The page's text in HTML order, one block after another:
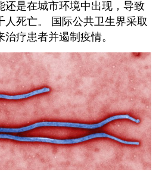
还是在城市环境中出现，导致
人死亡。 国际公共卫生界采取
疗患者并遏制疫情。